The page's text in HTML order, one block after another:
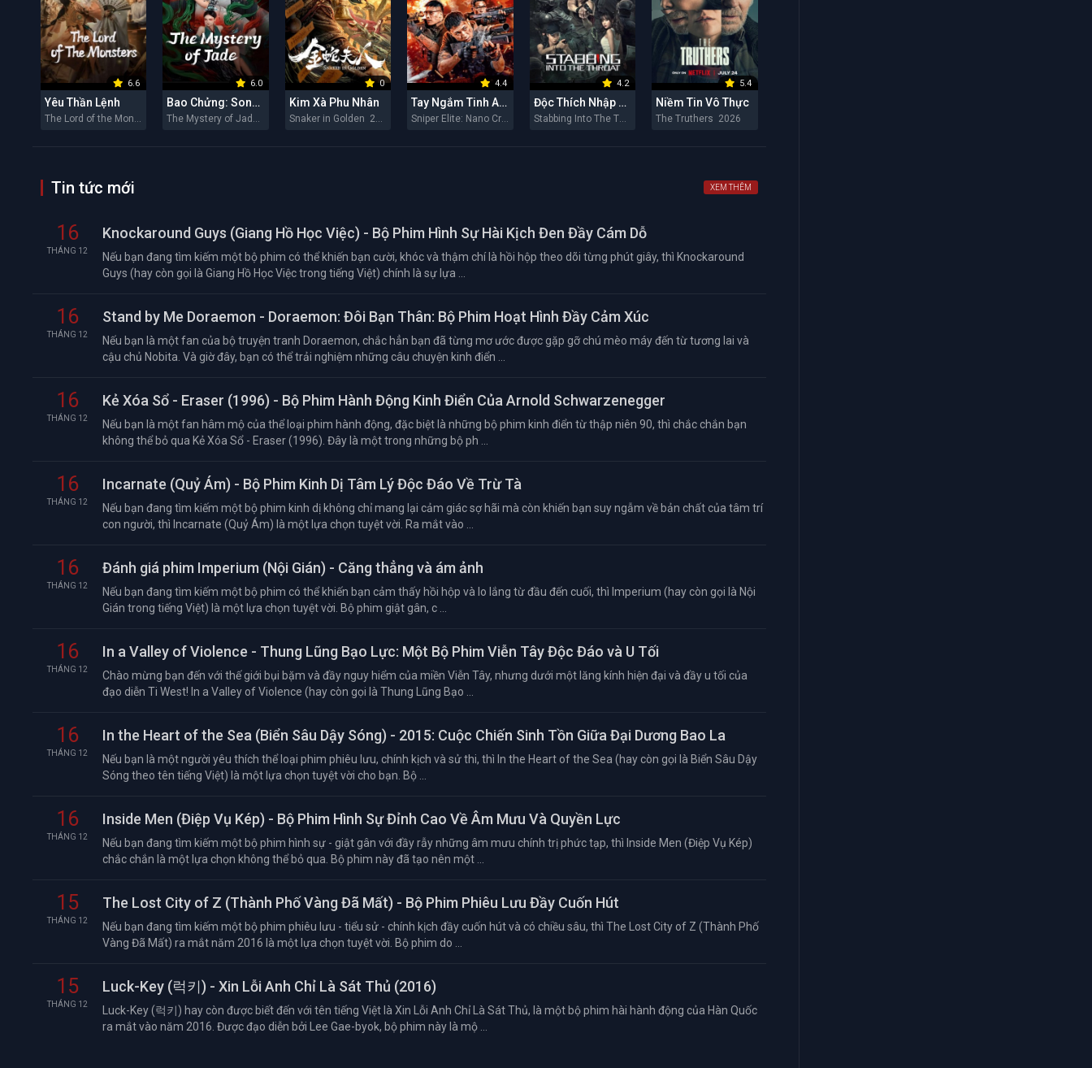
6.6
Yêu Thần Lệnh
The Lord of the Monsters 2026
6.0
Bao Chửng: Song Ngư Quỷ Sự
The Mystery of Jade 2026
0
Kim Xà Phu Nhân
Snaker in Golden 2026
4.4
Tay Ngắm Tinh Anh: Nguy Cơ Nano
Sniper Elite: Nano Crisis 2026
4.2
Độc Thích Nhập Hầu
Stabbing Into The Throat 2026
5.4
Niềm Tin Vô Thực
The Truthers 2026
Tin tức mới XEM THÊM
16
THÁNG 12
Knockaround Guys (Giang Hồ Học Việc) - Bộ Phim Hình Sự Hài Kịch Đen Đầy Cám Dỗ
Nếu bạn đang tìm kiếm một bộ phim có thể khiến bạn cười, khóc và thậm chí là hồi hộp theo dõi từng phút giây, thì Knockaround
Guys (hay còn gọi là Giang Hồ Học Việc trong tiếng Việt) chính là sự lựa ...
16
THÁNG 12
Stand by Me Doraemon - Doraemon: Đôi Bạn Thân: Bộ Phim Hoạt Hình Đầy Cảm Xúc
Nếu bạn là một fan của bộ truyện tranh Doraemon, chắc hẳn bạn đã từng mơ ước được gặp gỡ chú mèo máy đến từ tương lai và
cậu chủ Nobita. Và giờ đây, bạn có thể trải nghiệm những câu chuyện kinh điển ...
16
THÁNG 12
Kẻ Xóa Sổ - Eraser (1996) - Bộ Phim Hành Động Kinh Điển Của Arnold Schwarzenegger
Nếu bạn là một fan hâm mộ của thể loại phim hành động, đặc biệt là những bộ phim kinh điển từ thập niên 90, thì chắc chắn bạn
không thể bỏ qua Kẻ Xóa Sổ - Eraser (1996). Đây là một trong những bộ ph ...
16
THÁNG 12
Incarnate (Quỷ Ám) - Bộ Phim Kinh Dị Tâm Lý Độc Đáo Về Trừ Tà
Nếu bạn đang tìm kiếm một bộ phim kinh dị không chỉ mang lại cảm giác sợ hãi mà còn khiến bạn suy ngẫm về bản chất của tâm trí
con người, thì Incarnate (Quỷ Ám) là một lựa chọn tuyệt vời. Ra mắt vào ...
16
THÁNG 12
Đánh giá phim Imperium (Nội Gián) - Căng thẳng và ám ảnh
Nếu bạn đang tìm kiếm một bộ phim có thể khiến bạn cảm thấy hồi hộp và lo lắng từ đầu đến cuối, thì Imperium (hay còn gọi là Nội
Gián trong tiếng Việt) là một lựa chọn tuyệt vời. Bộ phim giật gân, c ...
16
THÁNG 12
In a Valley of Violence - Thung Lũng Bạo Lực: Một Bộ Phim Viễn Tây Độc Đáo và U Tối
Chào mừng bạn đến với thế giới bụi bặm và đầy nguy hiểm của miền Viễn Tây, nhưng dưới một lăng kính hiện đại và đầy u tối của
đạo diễn Ti West! In a Valley of Violence (hay còn gọi là Thung Lũng Bạo ...
16
THÁNG 12
In the Heart of the Sea (Biển Sâu Dậy Sóng) - 2015: Cuộc Chiến Sinh Tồn Giữa Đại Dương Bao La
Nếu bạn là một người yêu thích thể loại phim phiêu lưu, chính kịch và sử thi, thì In the Heart of the Sea (hay còn gọi là Biển Sâu Dậy
Sóng theo tên tiếng Việt) là một lựa chọn tuyệt vời cho bạn. Bộ ...
16
THÁNG 12
Inside Men (Điệp Vụ Kép) - Bộ Phim Hình Sự Đỉnh Cao Về Âm Mưu Và Quyền Lực
Nếu bạn đang tìm kiếm một bộ phim hình sự - giật gân với đầy rẫy những âm mưu chính trị phức tạp, thì Inside Men (Điệp Vụ Kép)
chắc chắn là một lựa chọn không thể bỏ qua. Bộ phim này đã tạo nên một ...
15
THÁNG 12
The Lost City of Z (Thành Phố Vàng Đã Mất) - Bộ Phim Phiêu Lưu Đầy Cuốn Hút
Nếu bạn đang tìm kiếm một bộ phim phiêu lưu - tiểu sử - chính kịch đầy cuốn hút và có chiều sâu, thì The Lost City of Z (Thành Phố
Vàng Đã Mất) ra mắt năm 2016 là một lựa chọn tuyệt vời. Bộ phim do ...
15
THÁNG 12
Luck-Key (럭키) - Xin Lỗi Anh Chỉ Là Sát Thủ (2016)
Luck-Key (럭키) hay còn được biết đến với tên tiếng Việt là Xin Lỗi Anh Chỉ Là Sát Thủ, là một bộ phim hài hành động của Hàn Quốc
ra mắt vào năm 2016. Được đạo diễn bởi Lee Gae-byok, bộ phim này là mộ ...